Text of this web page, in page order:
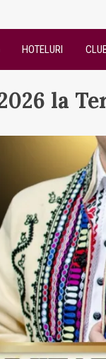
HOTELURI
la